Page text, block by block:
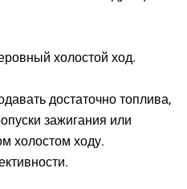
холостой ход.
достаточно топлива,
зажигания или
холостом ходу.